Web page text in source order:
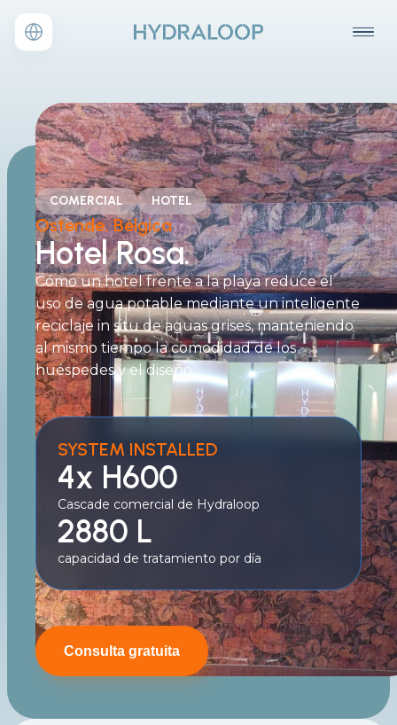
COMERCIAL HOTEL
Ostende, Bélgica
Hotel Rosa.
Cómo un hotel frente a la playa reduce el
uso de agua potable mediante un inteligente
reciclaje in situ de aguas grises, manteniendo
al mismo tiempo la comodidad de los
huéspedes y el diseño.
SYSTEM INSTALLED
4x H600
Cascade comercial de Hydraloop
2880 L
capacidad de tratamiento por día
Consulta gratuita